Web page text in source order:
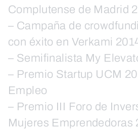
Complutense de Madrid
– Campaña de
con éxito en Verkami
– Semifinalista My
– Premio Startup UCM
Empleo
– Premio III Foro de
Mujeres Emprendedoras